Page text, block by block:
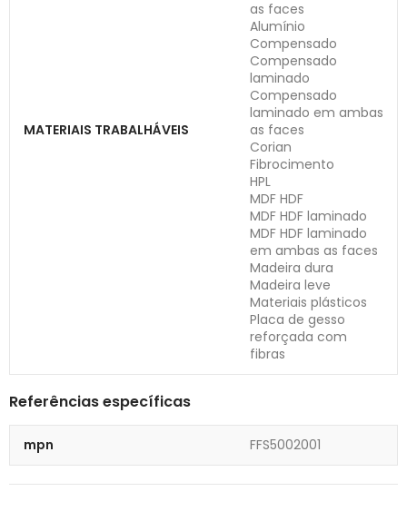
MATERIAIS TRABALHÁVEIS
as faces
Alumínio
Compensado
Compensado
laminado
Compensado
laminado em ambas
as faces
Corian
Fibrocimento
HPL
MDF HDF
MDF HDF laminado
MDF HDF laminado
em ambas as faces
Madeira dura
Madeira leve
Materiais plásticos
Placa de gesso
reforçada com
fibras
Referências específicas
mpn FFS5002001